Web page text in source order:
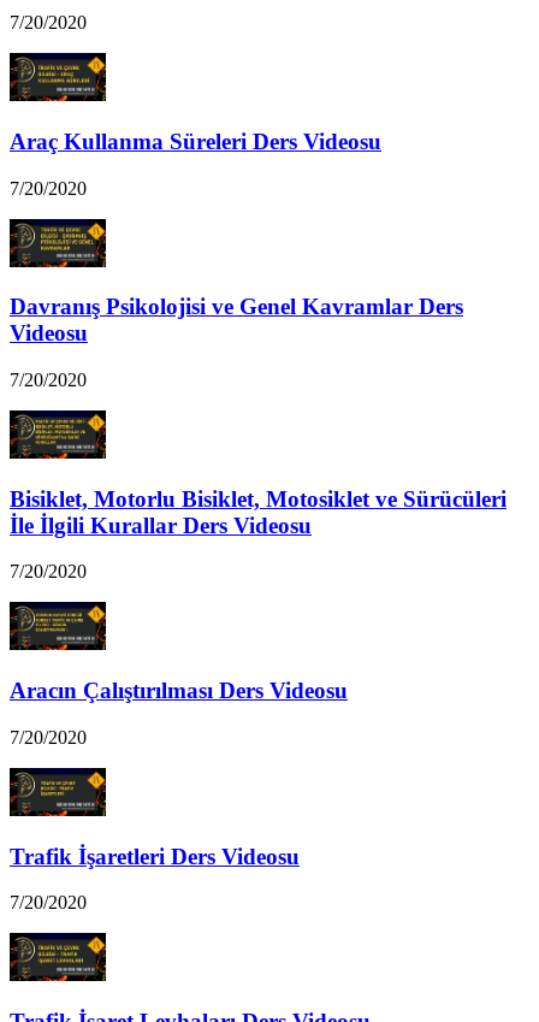
7/20/2020
Araç Kullanma Süreleri Ders Videosu
7/20/2020
Davranış Psikolojisi ve Genel Kavramlar Ders
Videosu
7/20/2020
Bisiklet, Motorlu Bisiklet, Motosiklet ve Sürücüleri
İle İlgili Kurallar Ders Videosu
7/20/2020
Aracın Çalıştırılması Ders Videosu
7/20/2020
Trafik İşaretleri Ders Videosu
7/20/2020